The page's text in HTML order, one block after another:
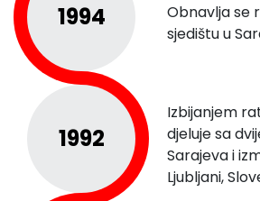
1994
Obnavlja se
sjedištu u
1992
Izbijanjem
djeluje sa
Sarajeva i
Ljubljani,